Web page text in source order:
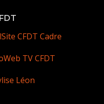
Site CFDT Cadre
Web TV CFDT
Léon